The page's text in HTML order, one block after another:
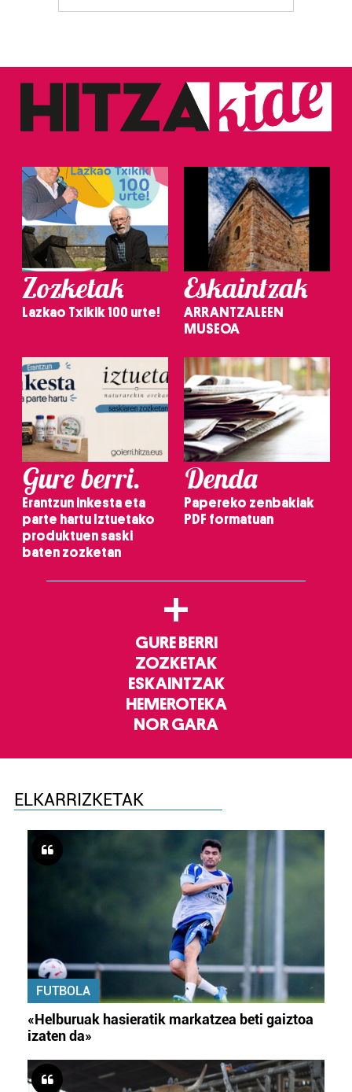
Zozketak
Lazkao Txikik 100 urte!
Eskaintzak
ARRANTZALEEN
MUSEOA
Gure berri.
Erantzun inkesta eta
parte hartu Iztuetako
produktuen saski
baten zozketan
Denda
Papereko zenbakiak
PDF formatuan
+
GURE BERRI
ZOZKETAK
ESKAINTZAK
HEMEROTEKA
NOR GARA
ELKARRIZKETAK
FUTBOLA
«Helburuak hasieratik markatzea beti gaiztoa
izaten da»